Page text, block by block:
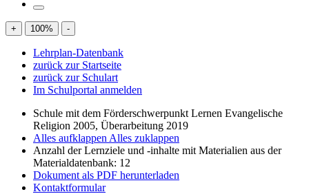
+ 100% -
Lehrplan-Datenbank
zurück zur Startseite
zurück zur Schulart
Im Schulportal anmelden
Schule mit dem Förderschwerpunkt Lernen Evangelische
Religion 2005, Überarbeitung 2019
Alles aufklappen Alles zuklappen
Anzahl der Lernziele und -inhalte mit Materialien aus der
Materialdatenbank: 12
Dokument als PDF herunterladen
Kontaktformular